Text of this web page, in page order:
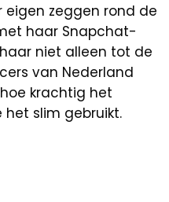
eigen zeggen rond de
haar Snapchat-
niet alleen tot de
van Nederland
krachtig het
het slim gebruikt.